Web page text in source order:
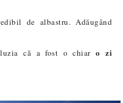
de albastru. Adăugând
că a fost o chiaro zi